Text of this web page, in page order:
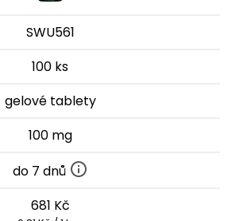
SWU561
100 ks
gelové tablety
100 mg
do 7 dnů
681 Kč